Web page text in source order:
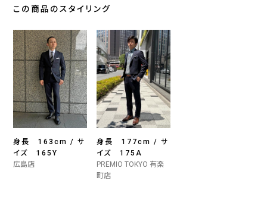
この商品のスタイリング
身長 163cm / サ
イズ 165Y
広島店
身長 177cm / サ
イズ 175A
PREMIO TOKYO 有楽
町店